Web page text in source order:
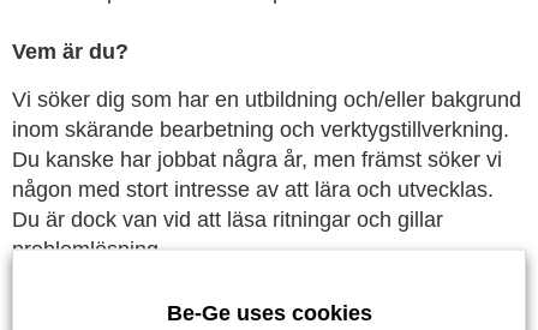
Vem är du?
Vi söker dig som har en utbildning och/eller bakgrund
inom skärande bearbetning och verktygstillverkning.
Du kanske har jobbat några år, men främst söker vi
någon med stort intresse av att lära och utvecklas.
Du är dock van vid att läsa ritningar och gillar
problemlösning.
Be-Ge uses cookies